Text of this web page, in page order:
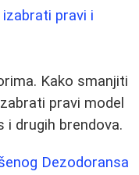
pravi i
Kako smanjiti
pravi model
i drugih brendova.
Dezodoransa